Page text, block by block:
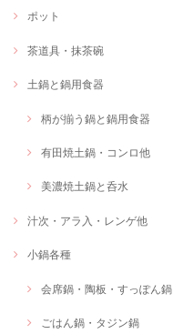
ポット
茶道具・抹茶碗
土鍋と鍋用食器
柄が揃う鍋と鍋用食器
有田焼土鍋・コンロ他
美濃焼土鍋と呑水
汁次・アラ入・レンゲ他
小鍋各種
会席鍋・陶板・すっぽん鍋
ごはん鍋・タジン鍋